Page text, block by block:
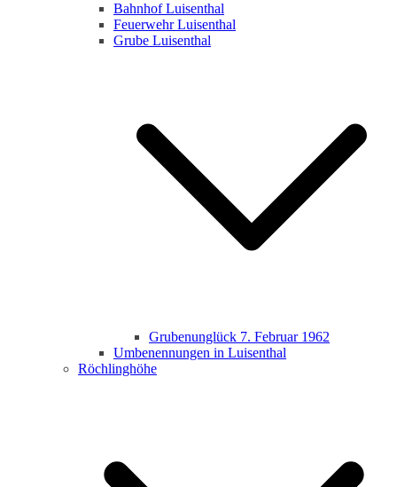
Bahnhof Luisenthal
Feuerwehr Luisenthal
Grube Luisenthal
Grubenunglück 7. Februar 1962
Umbenennungen in Luisenthal
Röchlinghöhe